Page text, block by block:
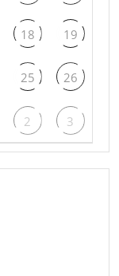
18 19
25 26
2 3